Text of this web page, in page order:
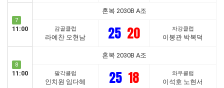
7
11:00
혼복 2030B A조
감골클럽
라예찬 오현남 25 20 자강클럽
이봉관 박복덕
8
11:00
혼복 2030B A조
팔각클럽
인치원 임다혜 25 18 와우클럽
이석호 노현서